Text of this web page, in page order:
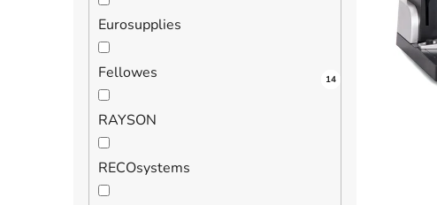
4
Eurosupplies
4
Fellowes 3
RAYSON
3
RECOsystems
1
14
s
p